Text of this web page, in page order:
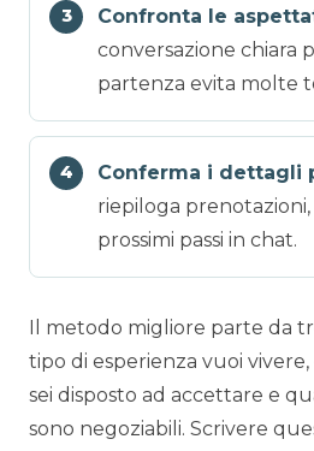
Confronta le
conversazione chiara
partenza evita molte
Conferma i dettagli
riepiloga prenotazioni,
prossimi passi in chat.
Il metodo migliore parte da
tipo di esperienza vuoi
sei disposto ad accettare e
sono negoziabili. Scrivere